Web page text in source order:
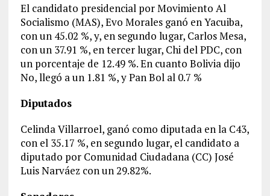
El candidato presidencial por Movimiento Al
Socialismo (MAS), Evo Morales ganó en Yacuiba,
con un 45.02 %, y, en segundo lugar, Carlos Mesa,
con un 37.91 %, en tercer lugar, Chi del PDC, con
un porcentaje de 12.49 %. En cuanto Bolivia dijo
No, llegó a un 1.81 %, y Pan Bol al 0.7 %
Diputados
Celinda Villarroel, ganó como diputada en la C43,
con el 35.17 %, en segundo lugar, el candidato a
diputado por Comunidad Ciudadana (CC) José
Luis Narváez con un 29.82%.